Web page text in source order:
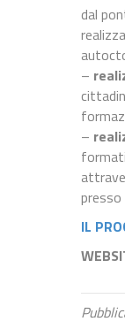
dal
–
–
IL